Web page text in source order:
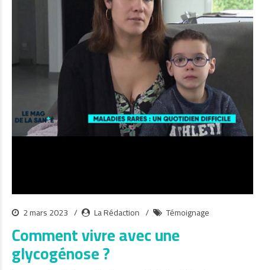
2 mars 2023 La Rédaction Témoignage
Comment vivre avec une
glycogénose ?